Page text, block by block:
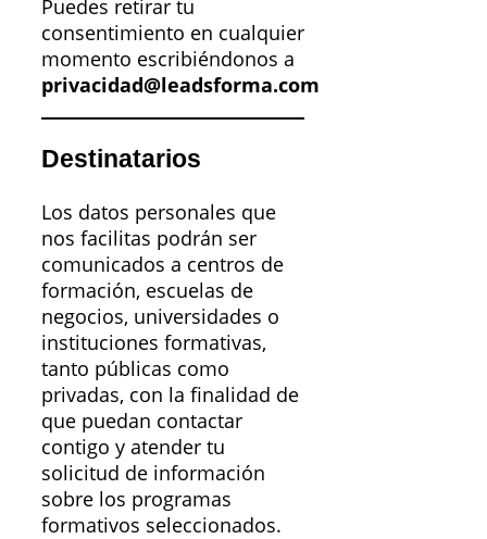
Puedes retirar tu
consentimiento en cualquier
momento escribiéndonos a
privacidad@leadsforma.com
Destinatarios
Los datos personales que
nos facilitas podrán ser
comunicados a centros de
formación, escuelas de
negocios, universidades o
instituciones formativas,
tanto públicas como
privadas, con la finalidad de
que puedan contactar
contigo y atender tu
solicitud de información
sobre los programas
formativos seleccionados.